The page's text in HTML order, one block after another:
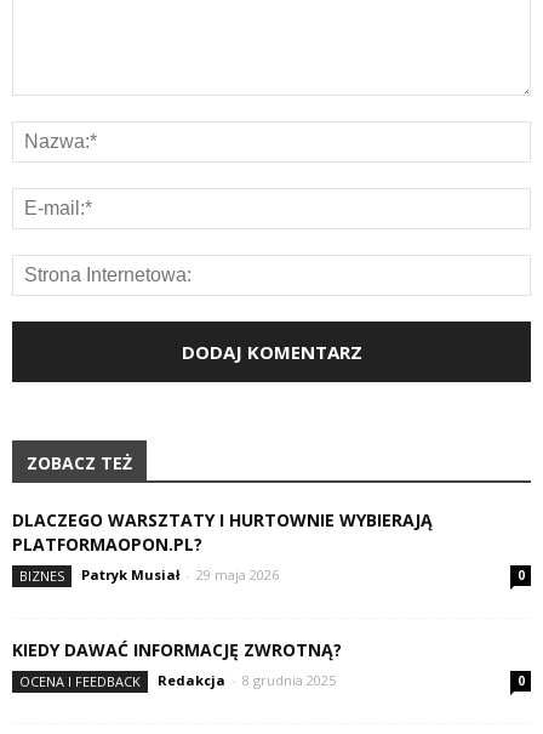
ZOBACZ TEŻ
DLACZEGO WARSZTATY I HURTOWNIE WYBIERAJĄ
PLATFORMAOPON.PL?
BIZNES Patryk Musiał - 29 maja 2026 0
KIEDY DAWAĆ INFORMACJĘ ZWROTNĄ?
OCENA I FEEDBACK Redakcja - 8 grudnia 2025 0